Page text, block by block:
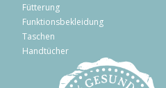
Fütterung
Funktionsbekleidung
Taschen
Handtücher